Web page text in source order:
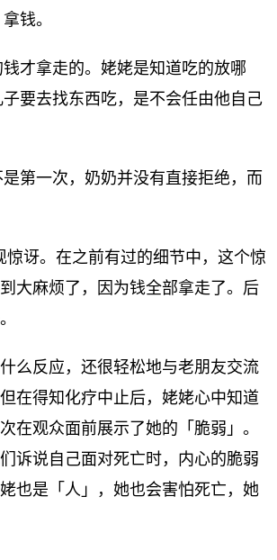
钱。
才拿走的。姥姥是知道吃的放哪
要去找东西吃，是不会任由他自己
第一次，奶奶并没有直接拒绝，而
讶。在之前有过的细节中，这个惊
大麻烦了，因为钱全部拿走了。后
么反应，还很轻松地与老朋友交流
在得知化疗中止后，姥姥心中知道
在观众面前展示了她的「脆弱」。
诉说自己面对死亡时，内心的脆弱
也是「人」，她也会害怕死亡，她